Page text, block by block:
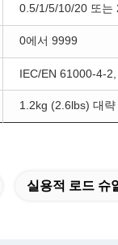
0.5/1/5/10/20 또는
0에서 9999
IEC/EN 61000-4-
1.2kg (2.6lbs) 대략
실용적 로드 슈